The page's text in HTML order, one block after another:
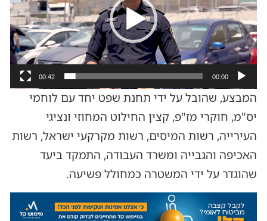
00:00
00:42
המבצע, שהובל על ידי תחנת שפט יחד עם לוחמי
יס"מ, חוקרי מז"פ, קצין החילוט המחוזי ונציגי
העירייה, רשות המיסים, רשות מקרקעי ישראל, רשות
האכיפה והגבייה ומשרד העבודה, התמקד ביעד
שהוגדר על ידי המשטרה כמחולל פשיעה.